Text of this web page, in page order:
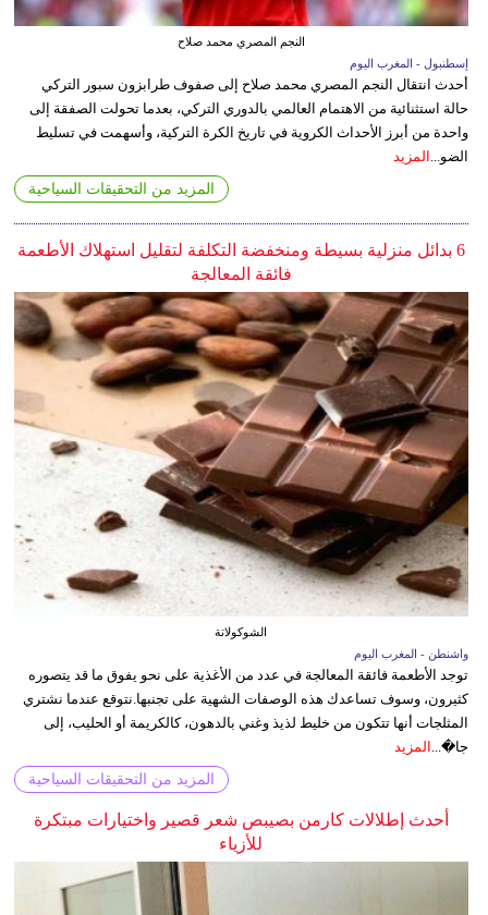
النجم المصري محمد صلاح
إسطنبول - المغرب اليوم
أحدث انتقال النجم المصري محمد صلاح إلى صفوف طرابزون سبور التركي
حالة استثنائية من الاهتمام العالمي بالدوري التركي، بعدما تحولت الصفقة إلى
واحدة من أبرز الأحداث الكروية في تاريخ الكرة التركية، وأسهمت في تسليط
الضو...
المزيد
المزيد من التحقيقات السياحية
6 بدائل منزلية بسيطة ومنخفضة التكلفة لتقليل استهلاك الأطعمة
فائقة المعالجة
الشوكولاتة
واشنطن - المغرب اليوم
توجد الأطعمة فائقة المعالجة في عدد من الأغذية على نحو يفوق ما قد يتصوره
كثيرون، وسوف تساعدك هذه الوصفات الشهية على تجنبها.نتوقع عندما نشتري
المثلجات أنها تتكون من خليط لذيذ وغني بالدهون، كالكريمة أو الحليب، إلى
جا�... المزيد
المزيد من التحقيقات السياحية
أحدث إطلالات كارمن بصيبص شعر قصير واختيارات مبتكرة
للأزياء